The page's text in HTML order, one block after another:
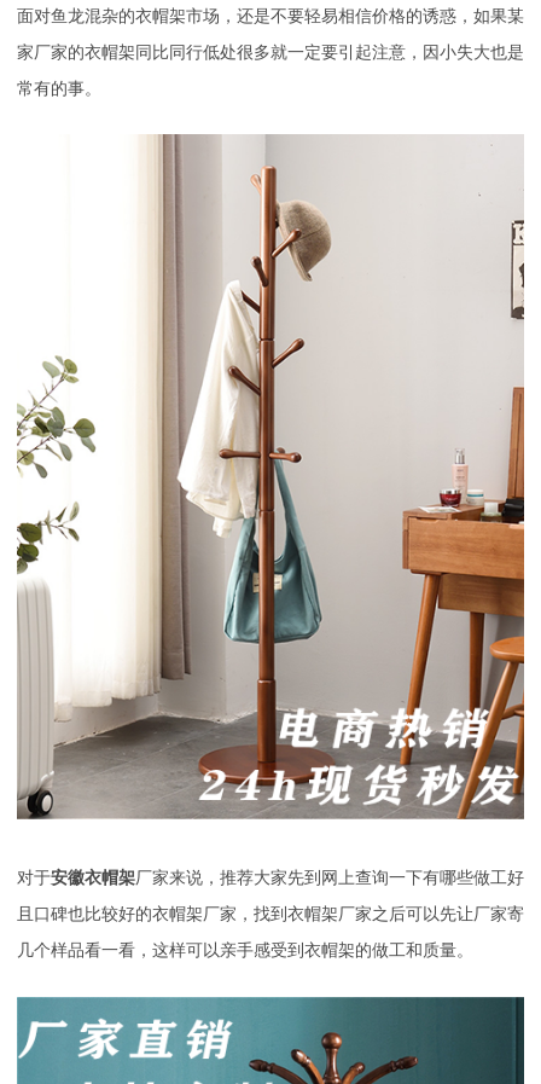
面对鱼龙混杂的衣帽架市场，还是不要轻易相信价格的诱惑，如果某
家厂家的衣帽架同比同行低处很多就一定要引起注意，因小失大也是
常有的事。
对于安徽衣帽架厂家来说，推荐大家先到网上查询一下有哪些做工好
且口碑也比较好的衣帽架厂家，找到衣帽架厂家之后可以先让厂家寄
几个样品看一看，这样可以亲手感受到衣帽架的做工和质量。